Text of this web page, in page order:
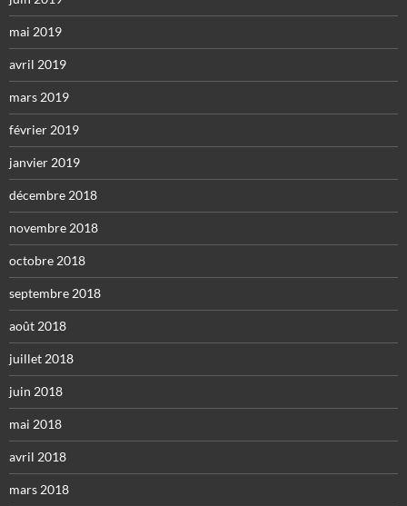
mai 2019
avril 2019
mars 2019
février 2019
janvier 2019
décembre 2018
novembre 2018
octobre 2018
septembre 2018
août 2018
juillet 2018
juin 2018
mai 2018
avril 2018
mars 2018